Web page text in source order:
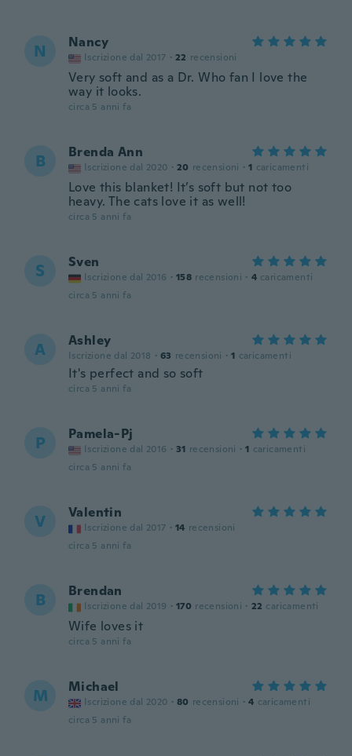
N Nancy
Iscrizione dal 2017 · 22 recensioni
Very soft and as a Dr. Who fan I love the
way it looks.
circa 5 anni fa
B Brenda Ann
Iscrizione dal 2020 · 20 recensioni · 1 caricamenti
Love this blanket! It’s soft but not too
heavy. The cats love it as well!
circa 5 anni fa
S Sven
Iscrizione dal 2016 · 158 recensioni · 4 caricamenti
circa 5 anni fa
A Ashley
Iscrizione dal 2018 · 63 recensioni · 1 caricamenti
It's perfect and so soft
circa 5 anni fa
P Pamela-Pj
Iscrizione dal 2016 · 31 recensioni · 1 caricamenti
circa 5 anni fa
V Valentin
Iscrizione dal 2017 · 14 recensioni
circa 5 anni fa
B Brendan
Iscrizione dal 2019 · 170 recensioni · 22 caricamenti
Wife loves it
circa 5 anni fa
M Michael
Iscrizione dal 2020 · 80 recensioni · 4 caricamenti
circa 5 anni fa